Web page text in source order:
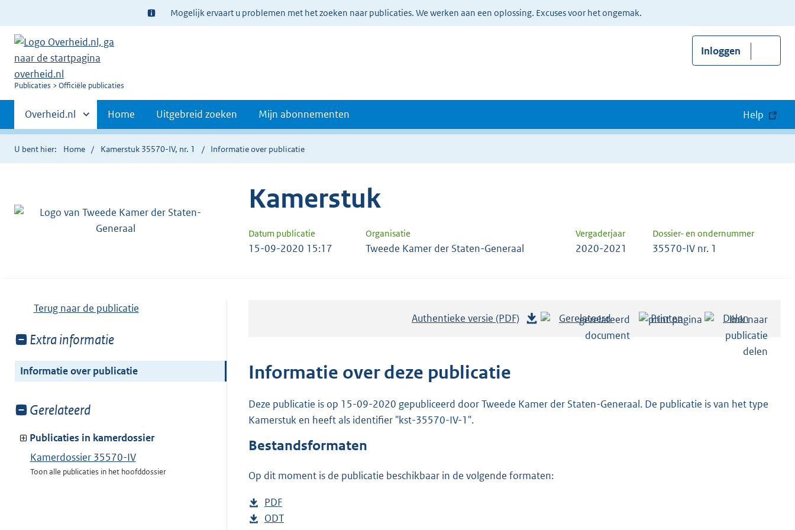
Ter
informatie:
Mogelijk ervaart u problemen met het zoeken naar publicaties. We werken aan een oplossing. Excuses voor het ongemak.
U
Publicaties Officiële publicaties
Inloggen
Primaire
navigatie
Andere
sites
binnen
Overheid.nl Home Uitgebreid zoeken Mijn abonnementen Help
U bent hier: Home Kamerstuk 35570-IV, nr. 1 Informatie over publicatie
Kamerstuk
Datum publicatie Organisatie Vergaderjaar Dossier- en ondernummer
15-09-2020 15:17 Tweede Kamer der Staten-Generaal 2020-2021 35570-IV nr. 1
Terug naar de publicatie
Toon
van:
Extra informatie
Informatie over publicatie
Toon
van:
Gerelateerd
Publicaties in kamerdossier
Kamerdossier 35570-IV
Toon alle publicaties in het hoofddossier
Authentieke versie (PDF)
n
o
Gerelateerd Printen Delen
Informatie over deze publicatie
Deze publicatie is op 15-09-2020 gepubliceerd door Tweede Kamer der Staten-Generaal. De publicatie is van het type
Kamerstuk en heeft als identifier "kst-35570-IV-1".
Bestandsformaten
Op dit moment is de publicatie beschikbaar in de volgende formaten:
D
o
PDF
e
D
ODT